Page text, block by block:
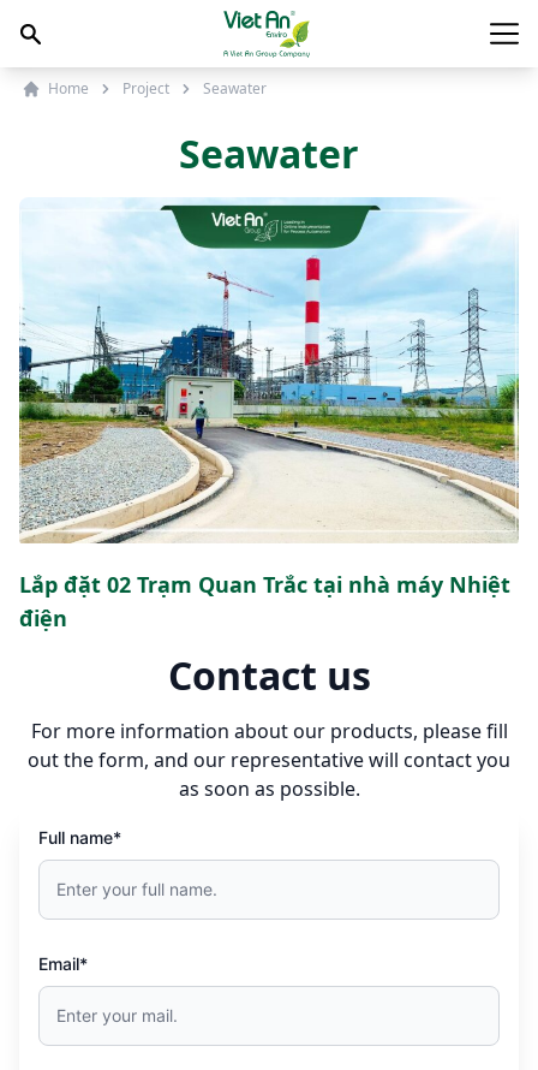
Main
Home Project Seawater
Seawater
Lắp đặt 02 Trạm Quan Trắc tại nhà máy Nhiệt
điện
Contact us
For more information about our products, please fill
out the form, and our representative will contact you
as soon as possible.
Full name*
Email*